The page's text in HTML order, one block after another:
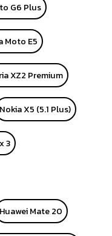
G6 Plus
Moto E5
XZ2 Premium
Nokia X5 (5.1 Plus)
3
Huawei Mate 20